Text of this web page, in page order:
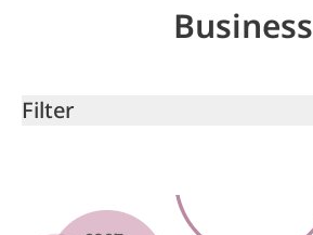
Business
Filter